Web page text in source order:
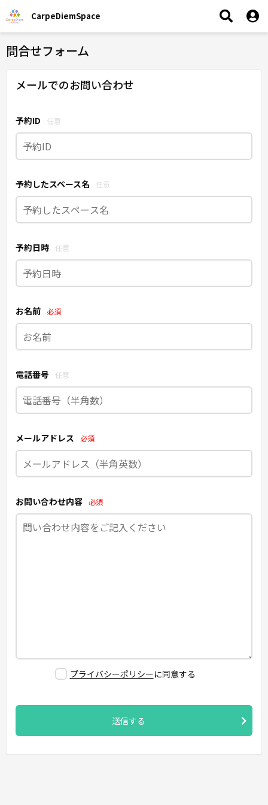
CarpeDiemSpace
問合せフォーム
メールでのお問い合わせ
予約ID 任意
予約したスペース名 任意
予約日時 任意
お名前 必須
電話番号 任意
メールアドレス 必須
お問い合わせ内容 必須
プライバシーポリシーに同意する
送信する